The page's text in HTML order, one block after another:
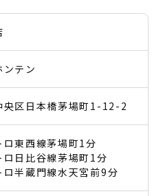
ンテン
央区日本橋茅場町1-12-2
ロ東西線茅場町1分
ロ日比谷線茅場町1分
ロ半蔵門線水天宮前9分